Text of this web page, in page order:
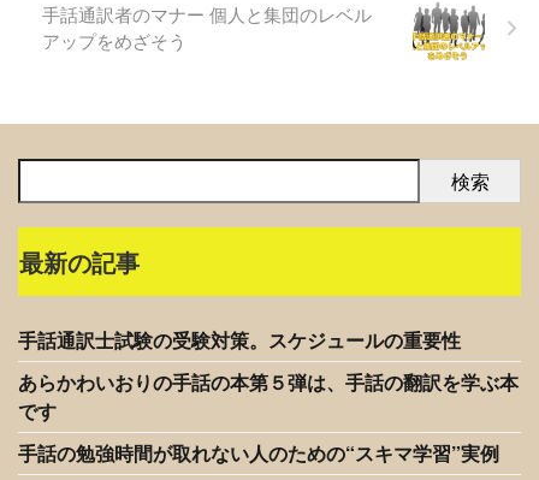
手話通訳者のマナー 個人と集団のレベル
アップをめざそう
検索
最新の記事
手話通訳士試験の受験対策。スケジュールの重要性
あらかわいおりの手話の本第５弾は、手話の翻訳を学ぶ本
です
手話の勉強時間が取れない人のための“スキマ学習”実例